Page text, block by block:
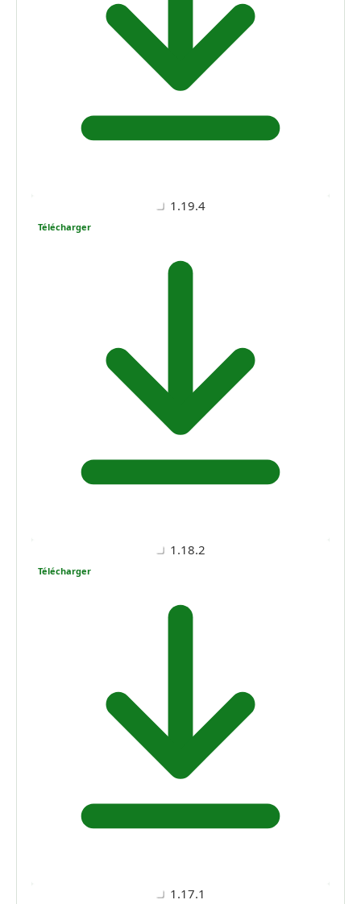
1.19.4
Télécharger
1.18.2
Télécharger
1.17.1